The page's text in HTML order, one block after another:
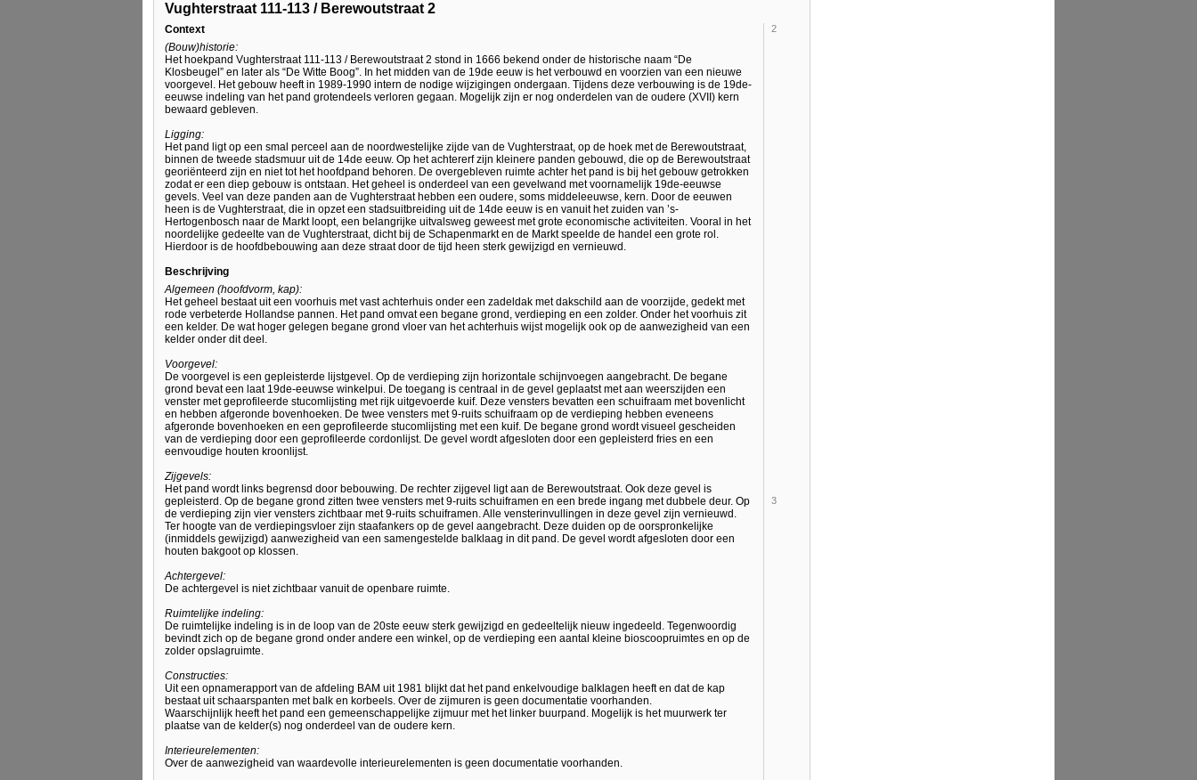
Vughterstraat 111-113 / Berewoutstraat 2
Context
(Bouw)historie:
Het hoekpand Vughterstraat 111-113 / Berewoutstraat 2 stond in 1666 bekend onder de historische naam “De
Klosbeugel” en later als “De Witte Boog”. In het midden van de 19de eeuw is het verbouwd en voorzien van een nieuwe
voorgevel. Het gebouw heeft in 1989-1990 intern de nodige wijzigingen ondergaan. Tijdens deze verbouwing is de 19de-
eeuwse indeling van het pand grotendeels verloren gegaan. Mogelijk zijn er nog onderdelen van de oudere (XVII) kern
bewaard gebleven.
Ligging:
Het pand ligt op een smal perceel aan de noordwestelijke zijde van de Vughterstraat, op de hoek met de Berewoutstraat,
binnen de tweede stadsmuur uit de 14de eeuw. Op het achtererf zijn kleinere panden gebouwd, die op de Berewoutstraat
georiënteerd zijn en niet tot het hoofdpand behoren. De overgebleven ruimte achter het pand is bij het gebouw getrokken
zodat er een diep gebouw is ontstaan. Het geheel is onderdeel van een gevelwand met voornamelijk 19de-eeuwse
gevels. Veel van deze panden aan de Vughterstraat hebben een oudere, soms middeleeuwse, kern. Door de eeuwen
heen is de Vughterstraat, die in opzet een stadsuitbreiding uit de 14de eeuw is en vanuit het zuiden van ’s-
Hertogenbosch naar de Markt loopt, een belangrijke uitvalsweg geweest met grote economische activiteiten. Vooral in het
noordelijke gedeelte van de Vughterstraat, dicht bij de Schapenmarkt en de Markt speelde de handel een grote rol.
Hierdoor is de hoofdbebouwing aan deze straat door de tijd heen sterk gewijzigd en vernieuwd.
Beschrijving
Algemeen (hoofdvorm, kap):
Het geheel bestaat uit een voorhuis met vast achterhuis onder een zadeldak met dakschild aan de voorzijde, gedekt met
rode verbeterde Hollandse pannen. Het pand omvat een begane grond, verdieping en een zolder. Onder het voorhuis zit
een kelder. De wat hoger gelegen begane grond vloer van het achterhuis wijst mogelijk ook op de aanwezigheid van een
kelder onder dit deel.
Voorgevel:
De voorgevel is een gepleisterde lijstgevel. Op de verdieping zijn horizontale schijnvoegen aangebracht. De begane
grond bevat een laat 19de-eeuwse winkelpui. De toegang is centraal in de gevel geplaatst met aan weerszijden een
venster met geprofileerde stucomlijsting met rijk uitgevoerde kuif. Deze vensters bevatten een schuifraam met bovenlicht
en hebben afgeronde bovenhoeken. De twee vensters met 9-ruits schuifraam op de verdieping hebben eveneens
afgeronde bovenhoeken en een geprofileerde stucomlijsting met een kuif. De begane grond wordt visueel gescheiden
van de verdieping door een geprofileerde cordonlijst. De gevel wordt afgesloten door een gepleisterd fries en een
eenvoudige houten kroonlijst.
Zijgevels:
Het pand wordt links begrensd door bebouwing. De rechter zijgevel ligt aan de Berewoutstraat. Ook deze gevel is
2
gepleisterd. Op de begane grond zitten twee vensters met 9-ruits schuiframen en een brede ingang met dubbele deur. Op
de verdieping zijn vier vensters zichtbaar met 9-ruits schuiframen. Alle vensterinvullingen in deze gevel zijn vernieuwd.
Ter hoogte van de verdiepingsvloer zijn staafankers op de gevel aangebracht. Deze duiden op de oorspronkelijke
(inmiddels gewijzigd) aanwezigheid van een samengestelde balklaag in dit pand. De gevel wordt afgesloten door een
houten bakgoot op klossen.
Achtergevel:
De achtergevel is niet zichtbaar vanuit de openbare ruimte.
Ruimtelijke indeling:
De ruimtelijke indeling is in de loop van de 20ste eeuw sterk gewijzigd en gedeeltelijk nieuw ingedeeld. Tegenwoordig
bevindt zich op de begane grond onder andere een winkel, op de verdieping een aantal kleine bioscoopruimtes en op de
zolder opslagruimte.
Constructies:
Uit een opnamerapport van de afdeling BAM uit 1981 blijkt dat het pand enkelvoudige balklagen heeft en dat de kap
bestaat uit schaarspanten met balk en korbeels. Over de zijmuren is geen documentatie voorhanden.
Waarschijnlijk heeft het pand een gemeenschappelijke zijmuur met het linker buurpand. Mogelijk is het muurwerk ter
plaatse van de kelder(s) nog onderdeel van de oudere kern.
Interieurelementen:
Over de aanwezigheid van waardevolle interieurelementen is geen documentatie voorhanden.
3